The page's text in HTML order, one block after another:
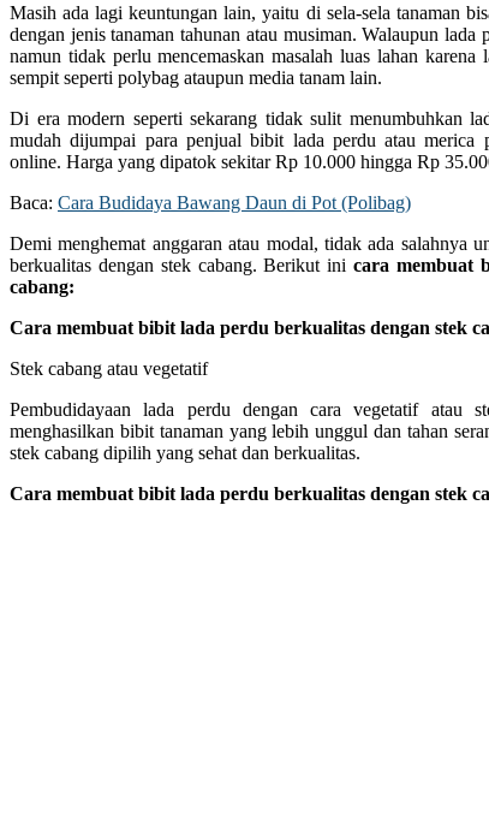
Masih ada lagi keuntungan lain, yaitu di sela-sela tanaman
dengan jenis tanaman tahunan atau musiman. Walaupun lada
namun tidak perlu mencemaskan masalah luas lahan
sempit seperti polybag ataupun media tanam lain.
Di era modern seperti sekarang tidak sulit menumbuhkan
mudah dijumpai para penjual bibit lada perdu atau merica
online. Harga yang dipatok sekitar Rp 10.000 hingga Rp
Baca: Cara Budidaya Bawang Daun di Pot (Polibag)
Demi menghemat anggaran atau modal, tidak ada salahnya
berkualitas dengan stek cabang. Berikut inicara membuat
cabang:
Cara membuat bibit lada perdu berkualitas dengan stek
Stek cabang atau vegetatif
Pembudidayaan lada perdu dengan cara vegetatif atau
menghasilkan bibit tanaman yang lebih unggul dan tahan
stek cabang dipilih yang sehat dan berkualitas.
Cara membuat bibit lada perdu berkualitas dengan stek